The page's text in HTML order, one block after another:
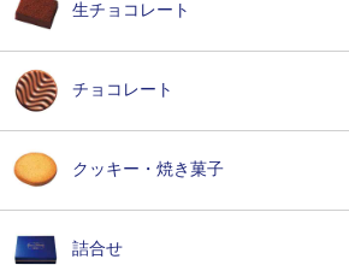
生チョコレート
チョコレート
クッキー・焼き菓子
詰合せ